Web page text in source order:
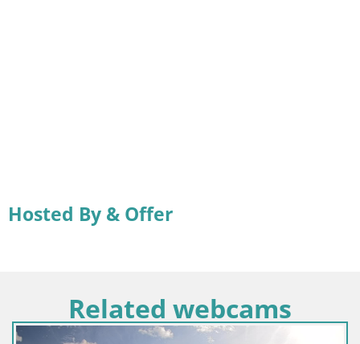
Hosted By & Offer
Related webcams